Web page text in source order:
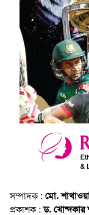
সম্পাদক : মো.
প্রকাশক :ড.